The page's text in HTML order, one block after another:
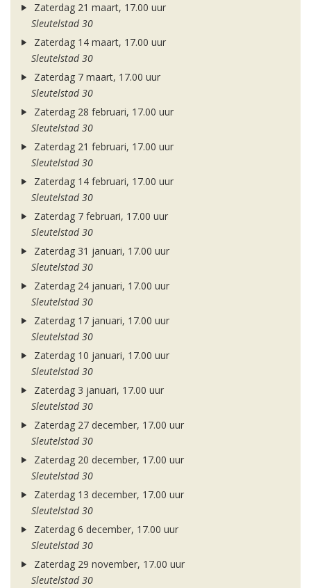
Zaterdag 21 maart, 17.00 uur
Sleutelstad 30
Zaterdag 14 maart, 17.00 uur
Sleutelstad 30
Zaterdag 7 maart, 17.00 uur
Sleutelstad 30
Zaterdag 28 februari, 17.00 uur
Sleutelstad 30
Zaterdag 21 februari, 17.00 uur
Sleutelstad 30
Zaterdag 14 februari, 17.00 uur
Sleutelstad 30
Zaterdag 7 februari, 17.00 uur
Sleutelstad 30
Zaterdag 31 januari, 17.00 uur
Sleutelstad 30
Zaterdag 24 januari, 17.00 uur
Sleutelstad 30
Zaterdag 17 januari, 17.00 uur
Sleutelstad 30
Zaterdag 10 januari, 17.00 uur
Sleutelstad 30
Zaterdag 3 januari, 17.00 uur
Sleutelstad 30
Zaterdag 27 december, 17.00 uur
Sleutelstad 30
Zaterdag 20 december, 17.00 uur
Sleutelstad 30
Zaterdag 13 december, 17.00 uur
Sleutelstad 30
Zaterdag 6 december, 17.00 uur
Sleutelstad 30
Zaterdag 29 november, 17.00 uur
Sleutelstad 30